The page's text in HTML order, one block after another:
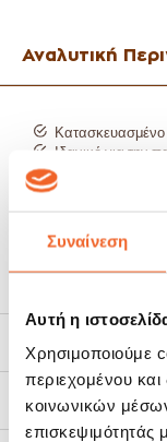
Συναίνεση
Αυτή η
Χρησιμοποιούμε
περιεχομένου
κοινωνικών
επισκεψιμότητάς
Αναλυτική
Κατασκευασμένο
Ιδανικό για την
καφέ, αλλά και
χρήσεις, όπως το
αλουμινίου για
Εργονομικό χέρι
Κατάλληλο για
Πλένεται στο
Οδηγίες Χρήσης:
1. Πριν την πρώτη
απορρυπαντικό και
2. Μην
Χαρακτηριστικά
Τρόποι